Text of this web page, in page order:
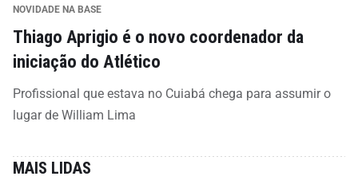
NOVIDADE NA BASE
Thiago Aprigio é o novo coordenador da
iniciação do Atlético
Profissional que estava no Cuiabá chega para assumir o
lugar de William Lima
MAIS LIDAS